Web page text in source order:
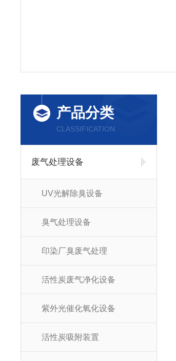
产品分类
CLASSIFICATION
废气处理设备
UV光解除臭设备
臭气处理设备
印染厂臭废气处理
活性炭废气净化设备
紫外光催化氧化设备
活性炭吸附装置